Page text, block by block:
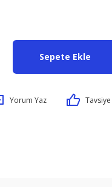
Sepete Ekle
Yorum Yaz Tavsiye